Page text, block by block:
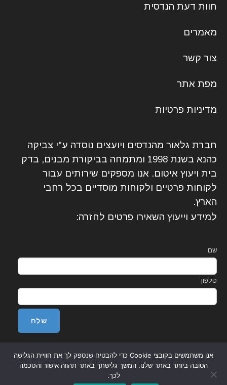
חוות דעת הנדסית
מאמרים
צור קשר
מפת אתר
מדיניות פרטיות
חברת גלאור מהנדסים ויועצים נוסדה ע"י צביקה
כהנא בשנת 1998 ומתמחה בביקורת מבנים, בדק
בית ויעוץ איטום. אנו מספקים שירותים עבור
לקוחות פרטיים ולקוחות מוסדיים בכל רחבי
הארץ.
למידע וייעוץ השאירו פרטים לחזרה:
שם
טלפון
אנו משתמשים בקובצי Cookie כדי להבטיח שנספק לך את חוויית הגלישה
הטובה ביותר באתר שלנו. המשך גלישתך באתר תהווה אישור והסכמה
לכך.